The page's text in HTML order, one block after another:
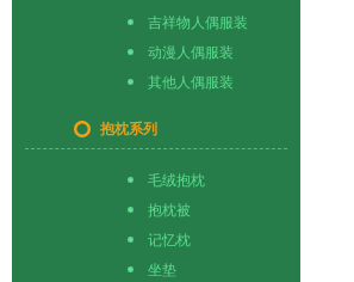
吉祥物人偶服装
动漫人偶服装
其他人偶服装
抱枕系列
毛绒抱枕
抱枕被
记忆枕
坐垫